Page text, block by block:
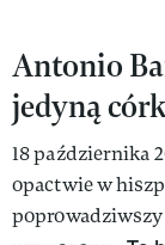
Antonio
jedyną
18 października
opactwie w
poprowadziwszy